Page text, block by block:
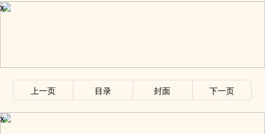
x
上一页 目录 封面 下一页
x